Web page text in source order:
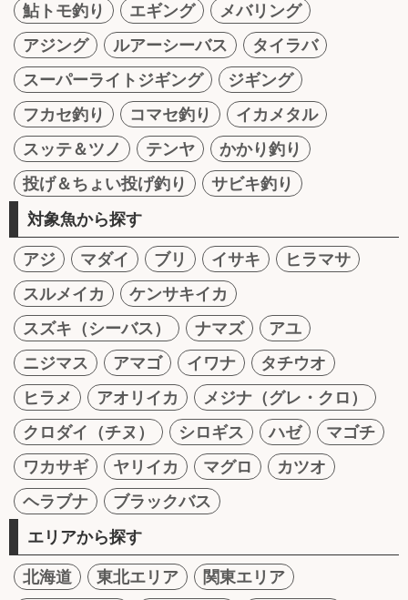
鮎トモ釣り
エギング
メバリング
アジング
ルアーシーバス
タイラバ
スーパーライトジギング
ジギング
フカセ釣り
コマセ釣り
イカメタル
スッテ＆ツノ
テンヤ
かかり釣り
投げ＆ちょい投げ釣り
サビキ釣り
対象魚から探す
アジ マダイ ブリ イサキ
ヒラマサ
スルメイカ
ケンサキイカ
スズキ（シーバス）
ナマズ
アユ
ニジマス
アマゴ イワナ
タチウオ
ヒラメ
アオリイカ
メジナ（グレ・クロ）
クロダイ（チヌ）
シロギス ハゼ
マゴチ
ワカサギ
ヤリイカ マグロ
カツオ
ヘラブナ
ブラックバス
エリアから探す
北海道 東北エリア
関東エリア